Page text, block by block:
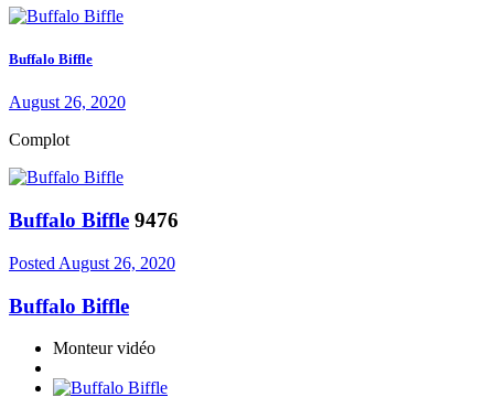
Buffalo Biffle
August 26, 2020
Complot
Buffalo Biffle 9476
Posted August 26, 2020
Buffalo Biffle
Monteur vidéo